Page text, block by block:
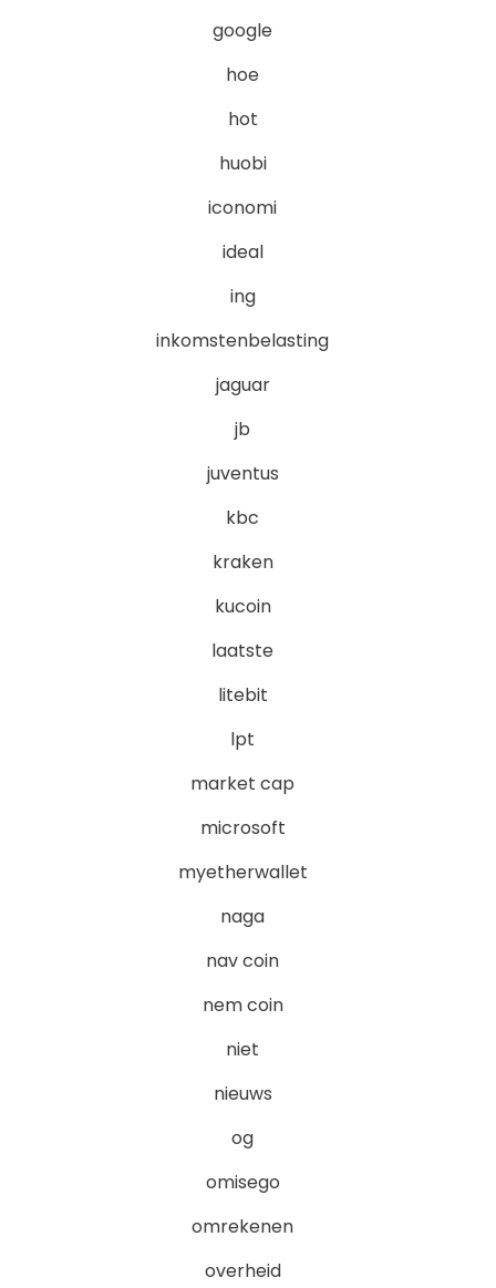
google
hoe
hot
huobi
iconomi
ideal
ing
inkomstenbelasting
jaguar
jb
juventus
kbc
kraken
kucoin
laatste
litebit
lpt
market cap
microsoft
myetherwallet
naga
nav coin
nem coin
niet
nieuws
og
omisego
omrekenen
overheid